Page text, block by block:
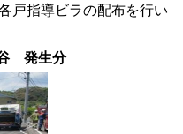
戸指導ビラの配布を行い
発生分